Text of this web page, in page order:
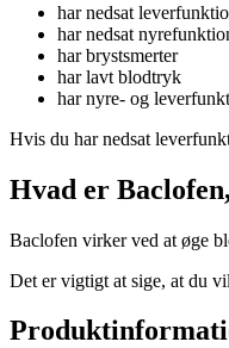
har nedsat
har nedsat
har brystsmerter
har lavt blodtryk
har nyre- og
Hvis du har nedsat
Hvad er
Baclofen virker ved at øge
Det er vigtigt at sige, at du